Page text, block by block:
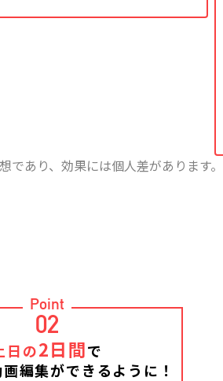
であり、効果には個人差があります。
Point
02
日の2日間で
編集ができるように！